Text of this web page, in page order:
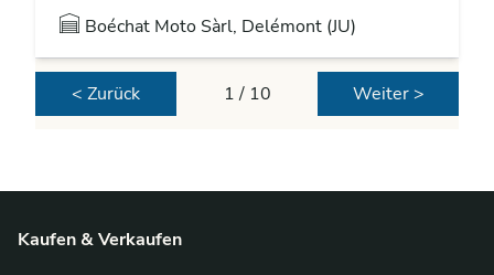
Boéchat Moto Sàrl, Delémont (JU)
< Zurück 1 / 10 Weiter >
Kaufen & Verkaufen